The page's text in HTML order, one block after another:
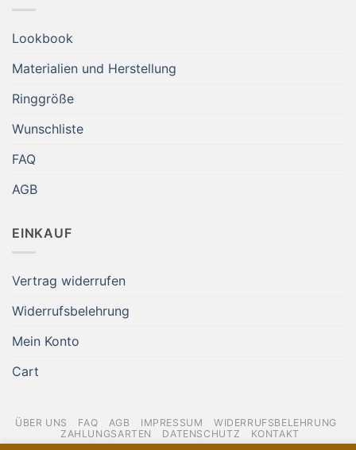
Lookbook
Materialien und Herstellung
Ringgröße
Wunschliste
FAQ
AGB
EINKAUF
Vertrag widerrufen
Widerrufsbelehrung
Mein Konto
Cart
ÜBER UNS FAQ AGB IMPRESSUM
WIDERRUFSBELEHRUNG
ZAHLUNGSARTEN
DATENSCHUTZ KONTAKT